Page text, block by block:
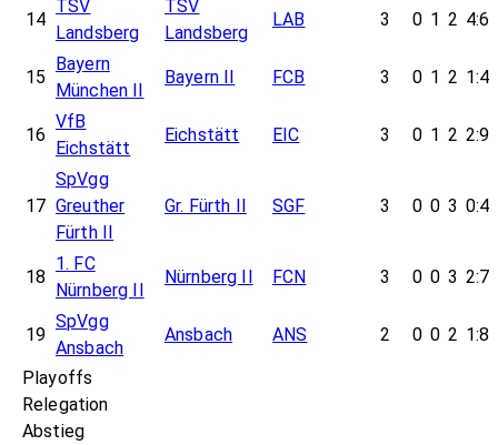
14
TSV
Landsberg
TSV
Landsberg
LAB 3 0 1 2 4:6
15
Bayern
München II
Bayern II FCB 3 0 1 2 1:4
16
VfB
Eichstätt
Eichstätt EIC 3 0 1 2 2:9
17
SpVgg
Greuther
Fürth II
Gr. Fürth II SGF 3 0 0 3 0:4
18
1. FC
Nürnberg II
Nürnberg II FCN 3 0 0 3 2:7
19
SpVgg
Ansbach
Ansbach ANS 2 0 0 2 1:8
Playoffs
Relegation
Abstieg